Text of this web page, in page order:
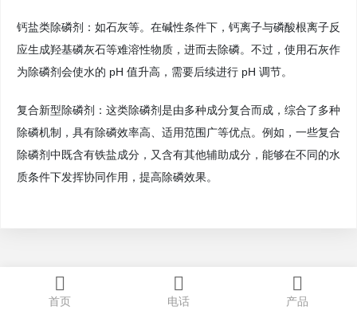
钙盐类除磷剂：如石灰等。在碱性条件下，钙离子与磷酸根离子反
应生成羟基磷灰石等难溶性物质，进而去除磷。不过，使用石灰作
为除磷剂会使水的 pH 值升高，需要后续进行 pH 调节。
复合新型除磷剂：这类除磷剂是由多种成分复合而成，综合了多种
除磷机制，具有除磷效率高、适用范围广等优点。例如，一些复合
除磷剂中既含有铁盐成分，又含有其他辅助成分，能够在不同的水
质条件下发挥协同作用，提高除磷效果。
首页 电话 产品